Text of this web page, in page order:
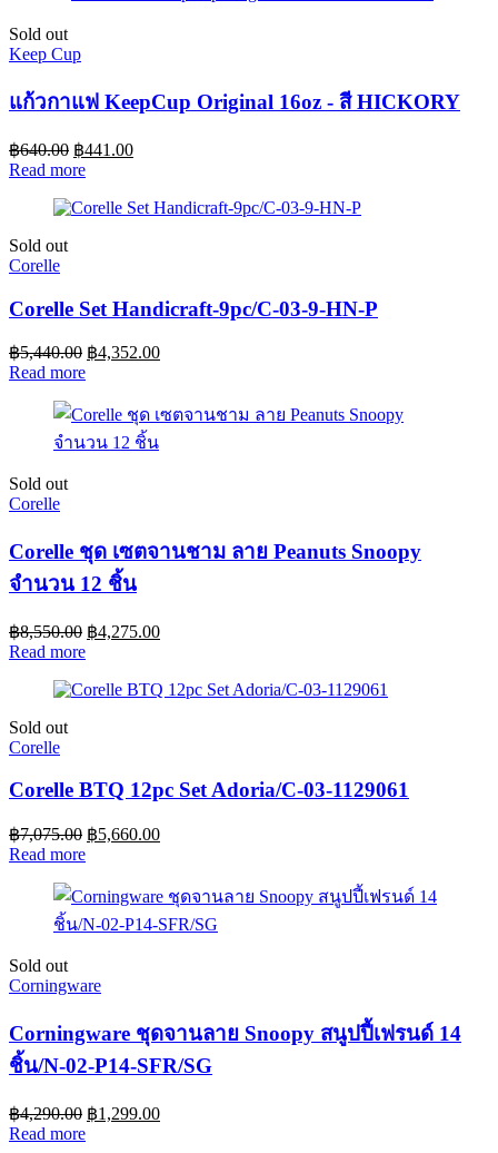
Sold out
Keep Cup
แก้วกาแฟ KeepCup Original 16oz - สี HICKORY
฿640.00 ฿441.00
Read more
Sold out
Corelle
Corelle Set Handicraft-9pc/C-03-9-HN-P
฿5,440.00 ฿4,352.00
Read more
Sold out
Corelle
Corelle ชุด เซตจานชาม ลาย Peanuts Snoopy
จำนวน 12 ชิ้น
฿8,550.00 ฿4,275.00
Read more
Sold out
Corelle
Corelle BTQ 12pc Set Adoria/C-03-1129061
฿7,075.00 ฿5,660.00
Read more
Sold out
Corningware
Corningware ชุดจานลาย Snoopy สนูปปี้เฟรนด์ 14
ชิ้น/N-02-P14-SFR/SG
฿4,290.00 ฿1,299.00
Read more